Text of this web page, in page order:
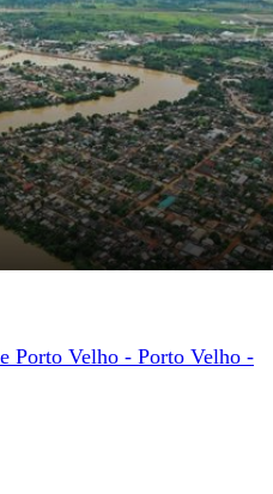
Porto Velho - Porto Velho -